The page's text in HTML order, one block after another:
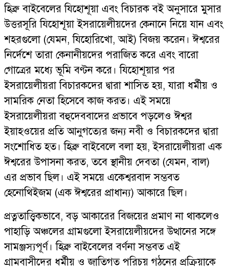
হিব্রু বাইবেলের যিহোশূয়া এবং বিচারক বই অনুসারে মুসার
উত্তরসূরি যিহোশূয়া ইসরায়েলীয়দের কেনানে নিয়ে যান এবং
শহরগুলো (যেমন, যিহোরিখো, আই) বিজয় করেন। ঈশ্বরের
নির্দেশে তারা কেনানীয়দের পরাজিত করে এবং বারো
গোত্রের মধ্যে ভূমি বণ্টন করে। যিহোশূয়ার পর
ইসরায়েলীয়রা বিচারকদের দ্বারা শাসিত হয়, যারা ধর্মীয় ও
সামরিক নেতা হিসেবে কাজ করত। এই সময়ে
ইসরায়েলীয়রা বহুদেববাদের প্রভাবে পড়লেও ঈশ্বর
ইয়াহওয়ের প্রতি আনুগত্যের জন্য নবী ও বিচারকদের দ্বারা
সংশোধিত হত। হিব্রু বাইবেলে বলা হয়, ইসরায়েলীয়রা এক
ঈশ্বরের উপাসনা করত, তবে স্থানীয় দেবতা (যেমন, বাল)
এর প্রভাব ছিল। এই সময়ে একেশ্বরবাদ সম্ভবত
হেনোথিইজম (এক ঈশ্বরের প্রাধান্য) আকারে ছিল।
প্রত্নতাত্ত্বিকভাবে, বড় আকারের বিজয়ের প্রমাণ না থাকলেও
পাহাড়ি অঞ্চলের গ্রামগুলো ইসরায়েলীয়দের উত্থানের সঙ্গে
সামঞ্জস্যপূর্ণ। হিব্রু বাইবেলের বর্ণনা সম্ভবত এই
গ্রামবাসীদের ধর্মীয় ও জাতিগত পরিচয় গঠনের প্রক্রিয়াকে